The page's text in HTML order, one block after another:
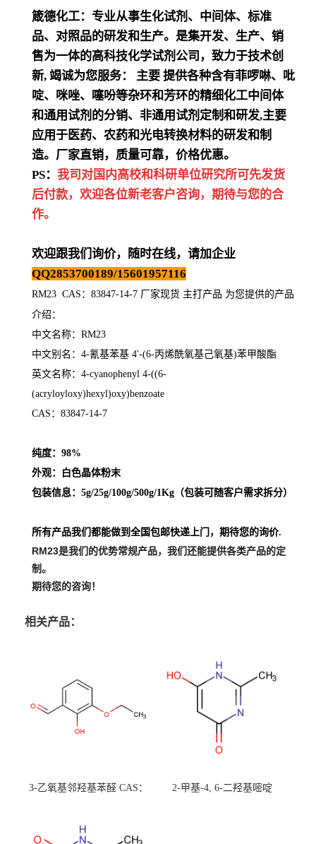
箴德化工：专业从事生化试剂、中间体、标准
品、对照品的研发和生产。是集开发、生产、销
售为一体的高科技化学试剂公司，致力于技术创
新, 竭诚为您服务： 主要 提供各种含有菲啰啉、吡
啶、咪唑、噻吩等杂环和芳环的精细化工中间体
和通用试剂的分销、非通用试剂定制和研发,主要
应用于医药、农药和光电转换材料的研发和制
造。厂家直销，质量可靠，价格优惠。
PS： 我司对国内高校和科研单位研究所可先发货
后付款，欢迎各位新老客户咨询，期待与您的合
作。
欢迎跟我们询价，随时在线，请加企业
QQ2853700189/15601957116
RM23 CAS：83847-14-7 厂家现货 主打产品 为您提供的产品
介绍 ：
中文名称：RM23
中文别名：4-氰基苯基 4'-(6-丙烯酰氧基己氧基)苯甲酸酯
英文名称：4-cyanophenyl 4-((6-
(acryloyloxy)hexyl)oxy)benzoate
CAS： 83847-14-7
纯度：98%
外观：白色晶体粉末
包装信息：5g/25g/100g/500g/1Kg（包装可随客户需求拆分）
所有产品我们都能做到全国包邮快递上门，期待您的询价.
RM23是我们的优势常规产品，我们还能提供各类产品的定
制。
期待您的咨询！
相关产品：
3-乙氧基邻羟基苯醛 CAS：
校可先用后付
2-甲基-4, 6-二羟基嘧啶